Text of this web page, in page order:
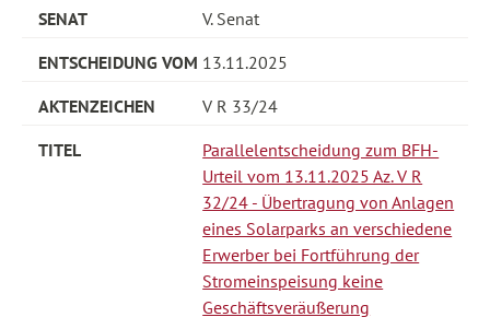
V. Senat
13.11.2025
V R 33/24
Parallelentscheidung zum BFH-
Urteil vom 13.11.2025 Az. V R
32/24 - Übertragung von Anlagen
eines Solarparks an verschiedene
Erwerber bei Fortführung der
Stromeinspeisung keine
Geschäftsveräußerung